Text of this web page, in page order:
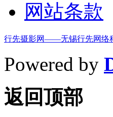
网站条款
行先摄影网——无锡行先网络
Powered by
返回顶部